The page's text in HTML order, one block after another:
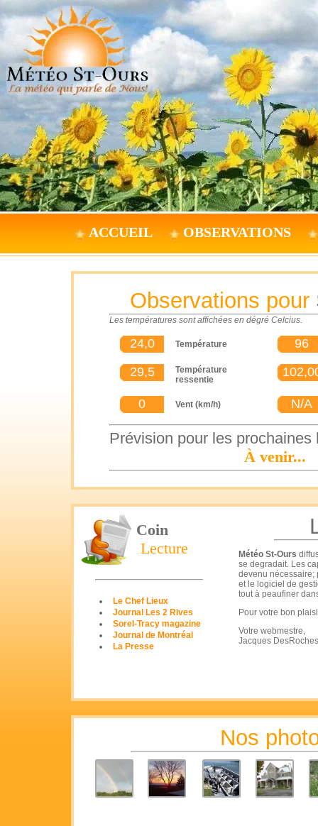
ACCUEIL OBSERVATIONS
Observations pour
Les températures sont affichées en dégré Celcius.
24,0 Température
96
29,5
Température
ressentie
0 Vent (km/h) N/A
Prévision pour les prochaines
À venir...
Coin
Lecture
Le Chef Lieux
Journal Les 2 Rives
Sorel-Tracy magazine
Journal de Montréal
La Presse
Météo St-Ours
se degradait. Les
devenu nécessaire;
et le logiciel de
tout à peaufiner
Pour votre bon
Votre webmestre,
Jacques DesRoches
Nos